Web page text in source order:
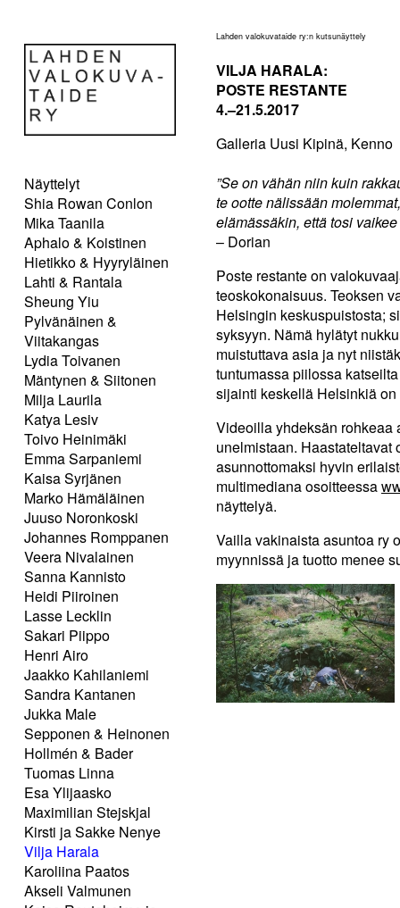
Näyttelyt
Shia Rowan Conlon
Mika Taanila
Aphalo & Koistinen
Hietikko & Hyyryläinen
Lahti & Rantala
Sheung Yiu
Pylvänäinen &
Viitakangas
Lydia Toivanen
Mäntynen & Siitonen
Milja Laurila
Katya Lesiv
Toivo Heinimäki
Emma Sarpaniemi
Kaisa Syrjänen
Marko Hämäläinen
Juuso Noronkoski
Johannes Romppanen
Veera Nivalainen
Sanna Kannisto
Heidi Piiroinen
Lasse Lecklin
Sakari Piippo
Henri Airo
Jaakko Kahilaniemi
Sandra Kantanen
Jukka Male
Sepponen & Heinonen
Hollmén & Bader
Tuomas Linna
Esa Ylijaasko
Maximilian Stejskjal
Kirsti ja Sakke Nenye
Vilja Harala
Karoliina Paatos
Akseli Valmunen
Lahden valokuvataide ry:n kutsunäyttely
VILJA HARALA:
POSTE RESTANTE
4.–21.5.2017
Galleria Uusi Kipinä, Kenno
”Se on vähän niin kuin
te ootte nälissään
elämässäkin, että tosi
– Dorian
Poste restante on
teoskokonaisuus. Teoksen
Helsingin keskuspuistosta;
syksyyn. Nämä hylätyt
muistuttava asia ja nyt
tuntumassa piilossa
sijainti keskellä Helsinkiä
Videoilla yhdeksän rohkeaa
unelmistaan.
asunnottomaksi hyvin
multimediana osoitteessa
näyttelyä.
Vailla vakinaista asuntoa ry
myynnissä ja tuotto menee